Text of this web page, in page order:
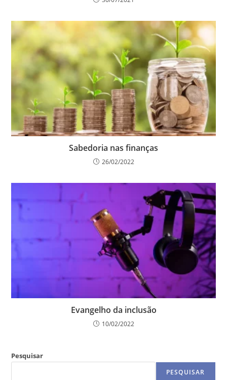
Sabedoria nas finanças
26/02/2022
Evangelho da inclusão
10/02/2022
Pesquisar
PESQUISAR